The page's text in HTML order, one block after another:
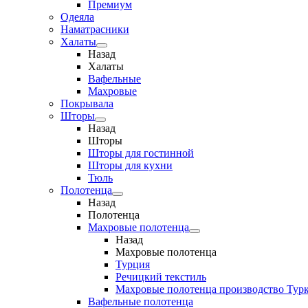
Премиум
Одеяла
Наматрасники
Халаты
Назад
Халаты
Вафельные
Махровые
Покрывала
Шторы
Назад
Шторы
Шторы для гостинной
Шторы для кухни
Тюль
Полотенца
Назад
Полотенца
Махровые полотенца
Назад
Махровые полотенца
Турция
Речицкий текстиль
Махровые полотенца производство
Вафельные полотенца